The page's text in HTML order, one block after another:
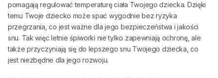
pomagają regulować temperaturę ciała Twojego dziecka. Dzięki
temu Twoje dziecko może spać wygodnie bez ryzyka
przegrzania, co jest ważne dla jego bezpieczeństwa i jakości
snu. Tak więc letnie śpiworki nie tylko zapewniają ochronę, ale
także przyczyniają się do lepszego snu Twojego dziecka, co
jest niezbędne dla jego rozwoju.